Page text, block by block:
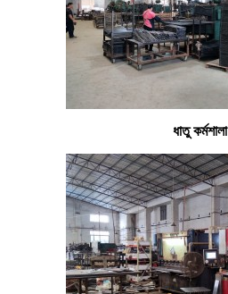
ধাতু কর্মশালা